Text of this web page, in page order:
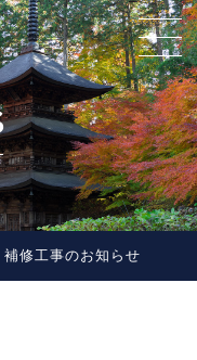
修工事のお知らせ